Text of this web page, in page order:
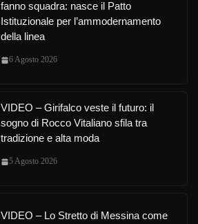
fanno squadra: nasce il Patto
Istituzionale per l’ammodernamento
della linea
6 Agosto 2026
VIDEO – Girifalco veste il futuro: il
sogno di Rocco Vitaliano sfila tra
tradizione e alta moda
5 Agosto 2026
VIDEO – Lo Stretto di Messina come